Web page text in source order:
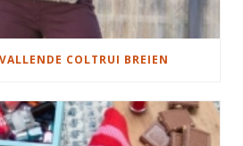
COLTRUI BREIEN